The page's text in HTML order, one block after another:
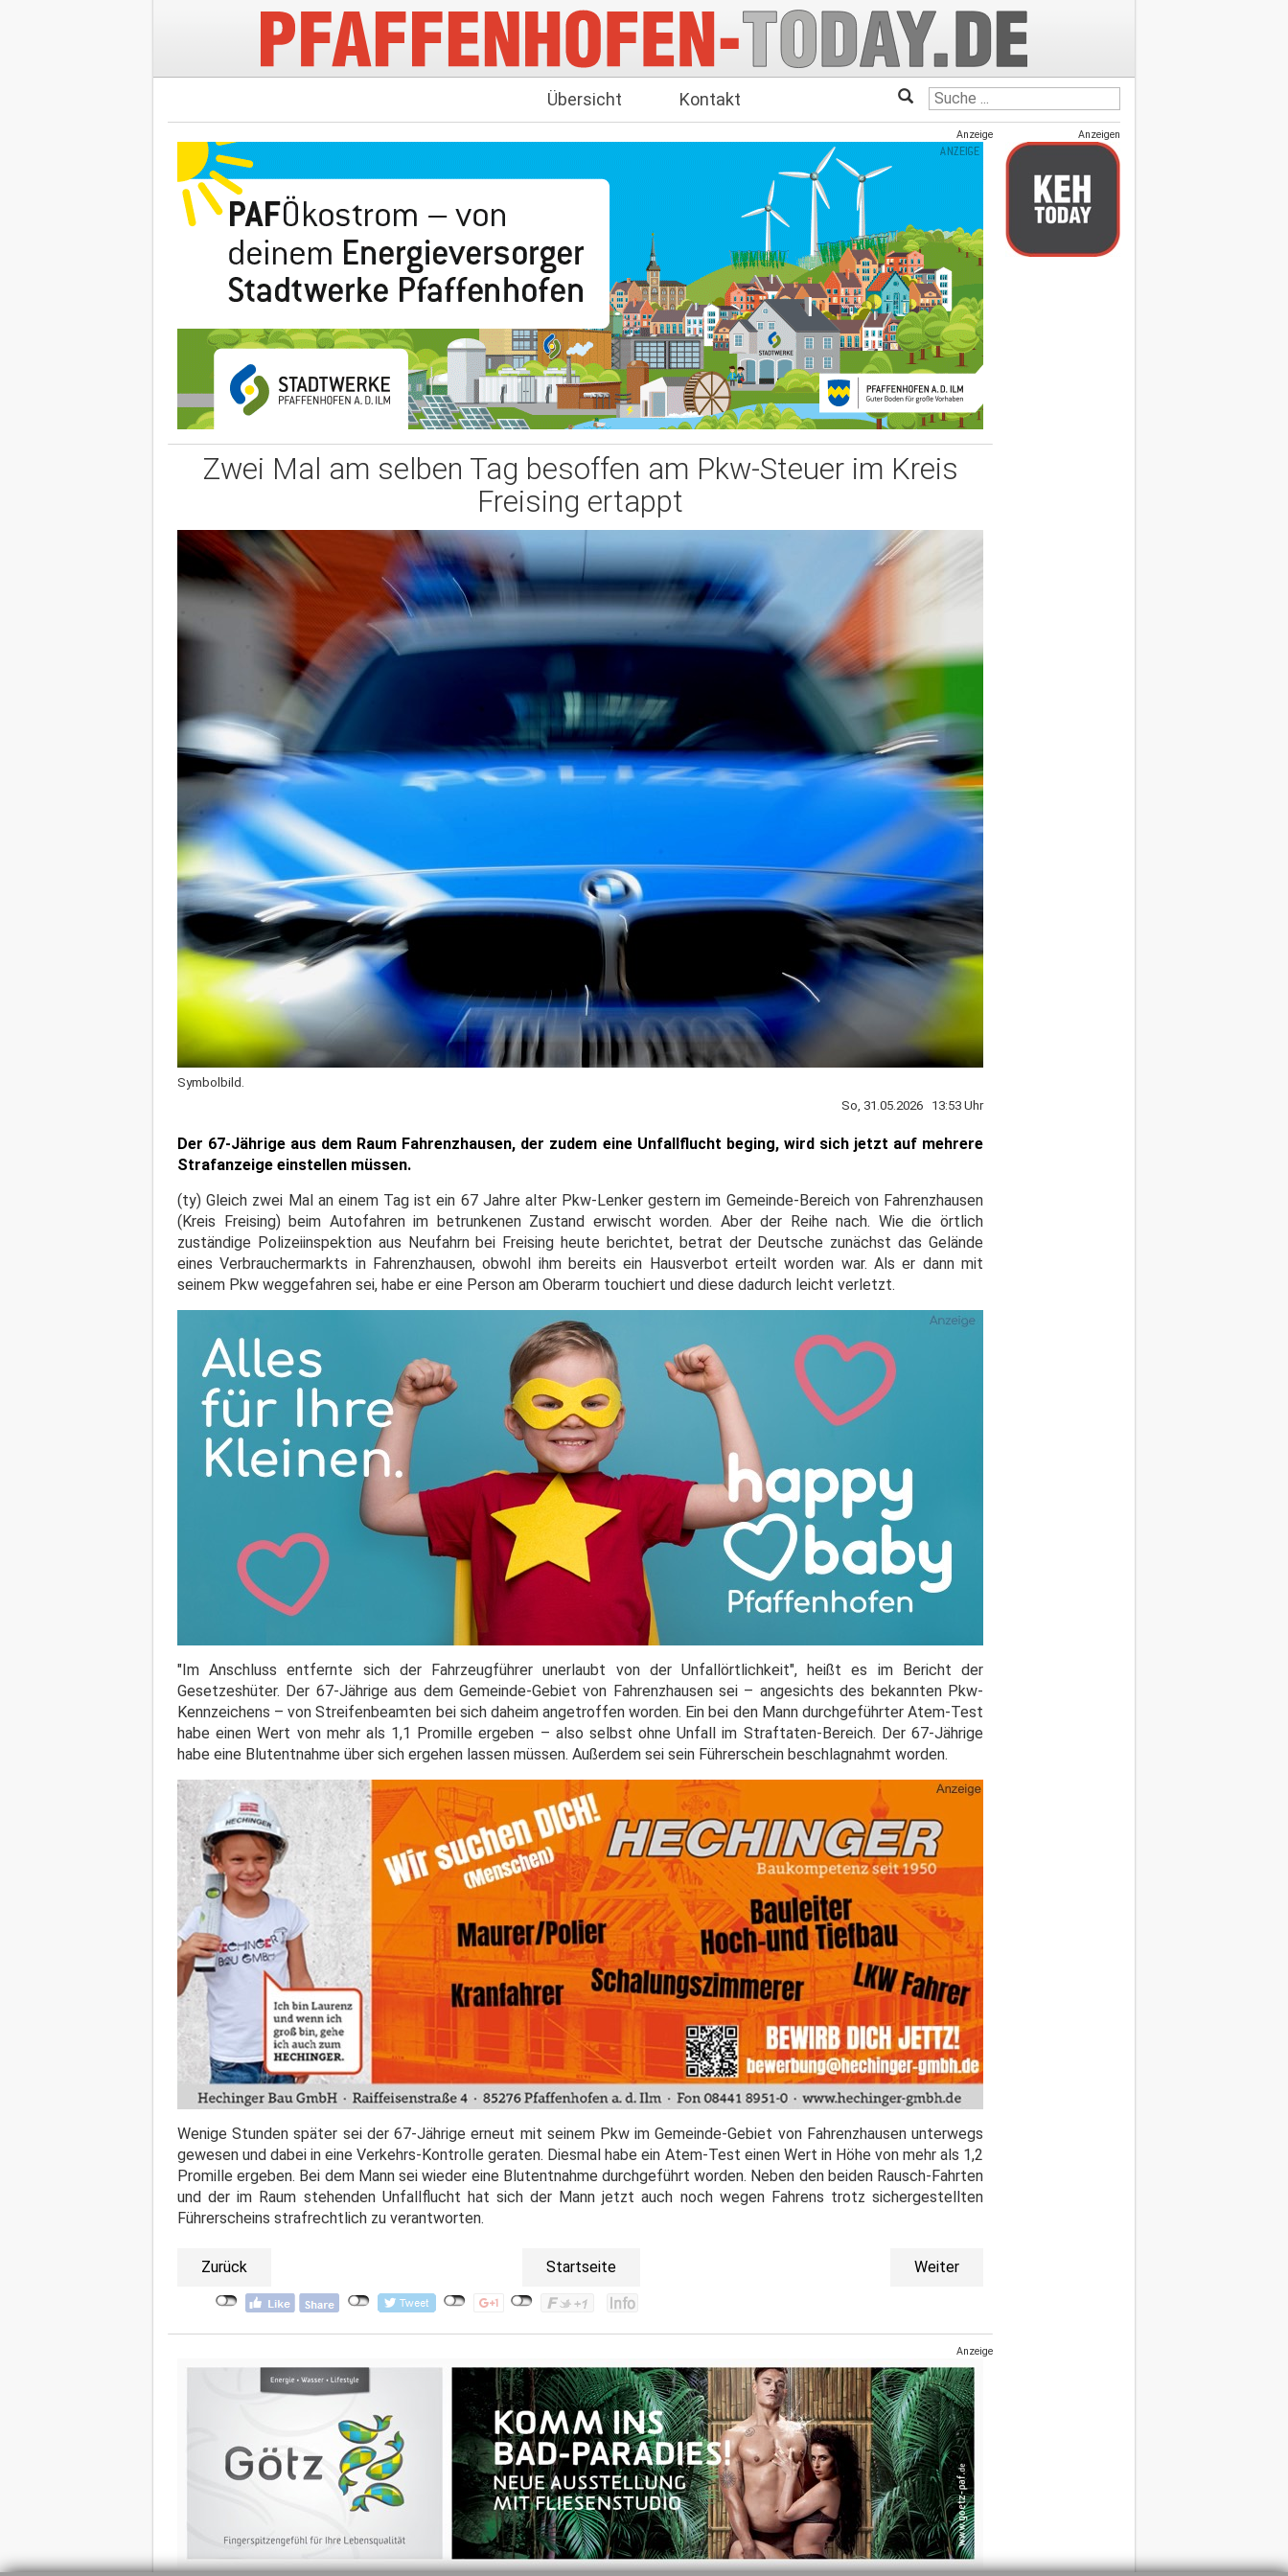
Übersicht Kontakt
Anzeige
Zwei Mal am selben Tag besoffen am Pkw-Steuer im Kreis
Freising ertappt
Symbolbild.
So, 31.05.2026 13:53 Uhr
Der 67-Jährige aus dem Raum Fahrenzhausen, der zudem eine Unfallflucht beging, wird sich jetzt auf mehrere
Strafanzeige einstellen müssen.
(ty) Gleich zwei Mal an einem Tag ist ein 67 Jahre alter Pkw-Lenker gestern im Gemeinde-Bereich von Fahrenzhausen
(Kreis Freising) beim Autofahren im betrunkenen Zustand erwischt worden. Aber der Reihe nach. Wie die örtlich
zuständige Polizeiinspektion aus Neufahrn bei Freising heute berichtet, betrat der Deutsche zunächst das Gelände
eines Verbrauchermarkts in Fahrenzhausen, obwohl ihm bereits ein Hausverbot erteilt worden war. Als er dann mit
seinem Pkw weggefahren sei, habe er eine Person am Oberarm touchiert und diese dadurch leicht verletzt.
"Im Anschluss entfernte sich der Fahrzeugführer unerlaubt von der Unfallörtlichkeit", heißt es im Bericht der
Gesetzeshüter. Der 67-Jährige aus dem Gemeinde-Gebiet von Fahrenzhausen sei – angesichts des bekannten Pkw-
Kennzeichens – von Streifenbeamten bei sich daheim angetroffen worden. Ein bei den Mann durchgeführter Atem-Test
habe einen Wert von mehr als 1,1 Promille ergeben – also selbst ohne Unfall im Straftaten-Bereich. Der 67-Jährige
habe eine Blutentnahme über sich ergehen lassen müssen. Außerdem sei sein Führerschein beschlagnahmt worden.
Wenige Stunden später sei der 67-Jährige erneut mit seinem Pkw im Gemeinde-Gebiet von Fahrenzhausen unterwegs
gewesen und dabei in eine Verkehrs-Kontrolle geraten. Diesmal habe ein Atem-Test einen Wert in Höhe von mehr als 1,2
Promille ergeben. Bei dem Mann sei wieder eine Blutentnahme durchgeführt worden. Neben den beiden Rausch-Fahrten
und der im Raum stehenden Unfallflucht hat sich der Mann jetzt auch noch wegen Fahrens trotz sichergestellten
Führerscheins strafrechtlich zu verantworten.
Zurück Startseite Weiter
Anzeige
Anzeigen